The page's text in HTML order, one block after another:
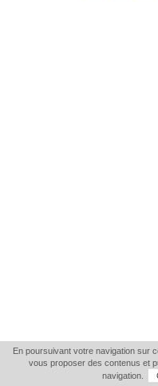
En poursuivant votre navigation sur
vous proposer des contenus et
navigation.